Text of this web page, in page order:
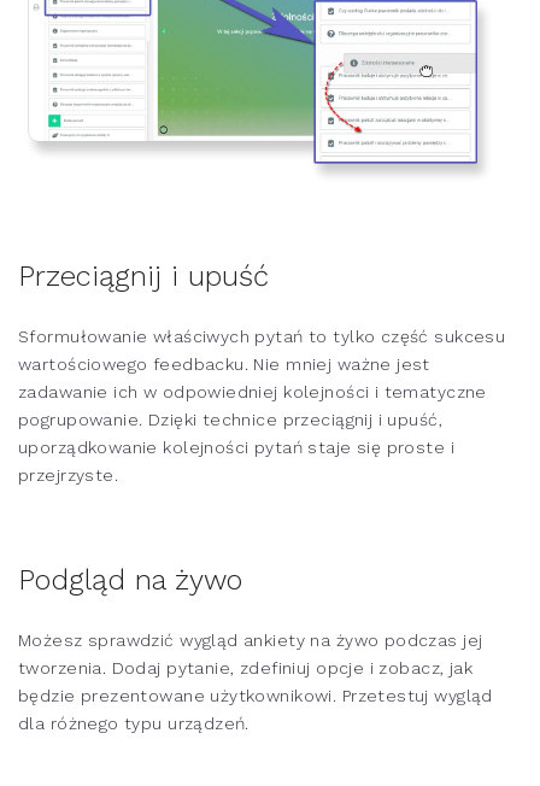
Przeciągnij i upuść
Sformułowanie właściwych pytań to tylko część sukcesu
wartościowego feedbacku. Nie mniej ważne jest
zadawanie ich w odpowiedniej kolejności i tematyczne
pogrupowanie. Dzięki technice przeciągnij i upuść,
uporządkowanie kolejności pytań staje się proste i
przejrzyste.
Podgląd na żywo
Możesz sprawdzić wygląd ankiety na żywo podczas jej
tworzenia. Dodaj pytanie, zdefiniuj opcje i zobacz, jak
będzie prezentowane użytkownikowi. Przetestuj wygląd
dla różnego typu urządzeń.